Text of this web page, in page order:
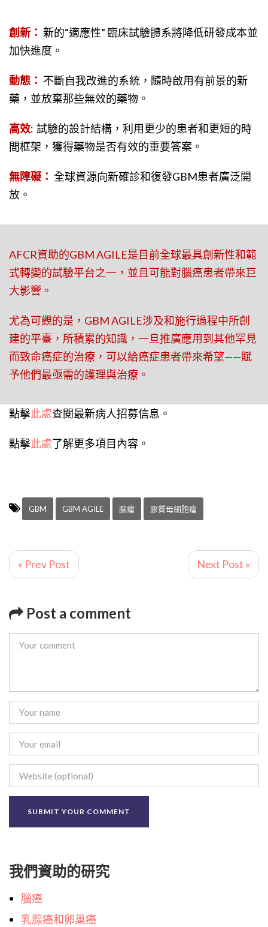
創新： 新的“適應性” 臨床試驗體系將降低研發成本並
加快進度。
動態： 不斷自我改進的系統，隨時啟用有前景的新
藥，並放棄那些無效的藥物。
高效: 試驗的設計結構，利用更少的患者和更短的時
間框架，獲得藥物是否有效的重要答案。
無障礙： 全球資源向新確診和復發GBM患者廣泛開
放。
AFCR資助的GBM AGILE是目前全球最具創新性和範
式轉變的試驗平台之一，並且可能對腦癌患者帶來巨
大影響。
尤為可觀的是，GBM AGILE涉及和施行過程中所創
建的平臺，所積累的知識，一旦推廣應用到其他罕見
而致命癌症的治療，可以給癌症患者帶來希望——賦
予他們最亟需的護理與治療。
點擊此處查閱最新病人招募信息。
點擊此處了解更多項目內容。
GBM GBM AGILE 腦瘤 膠質母細胞瘤
« Prev Post Next Post »
Post a comment
我們資助的研究
腦癌
乳腺癌和卵巢癌